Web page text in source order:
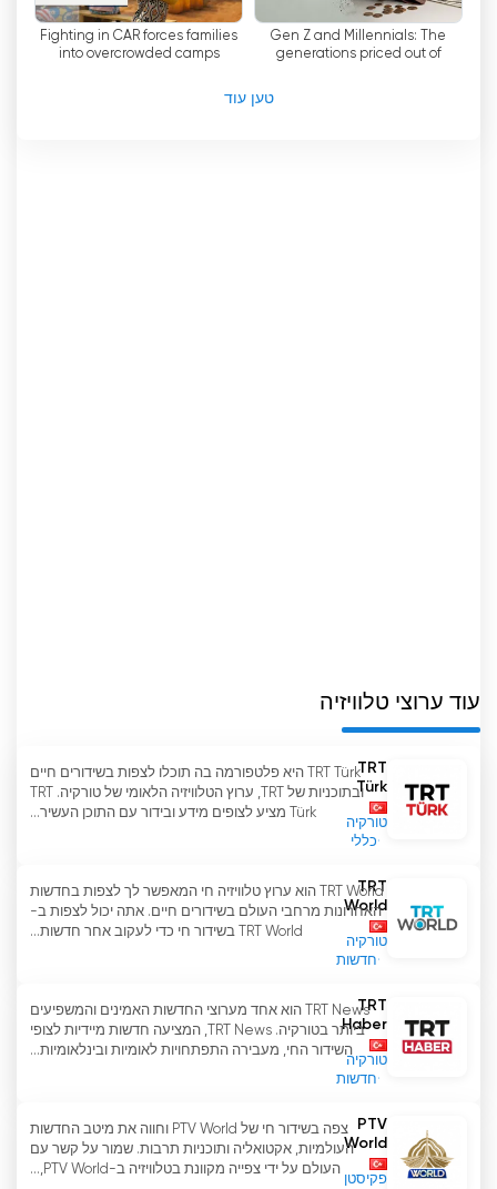
Gen Z and Millennials: The
generations priced out of
Fighting in CAR forces families
into overcrowded camps
טען עוד
עוד ערוצי טלוויזיה
TRT
Türk
טורקיה
כללי
TRT Türk היא פלטפורמה בה תוכלו לצפות בשידורים חיים
ובתוכניות של TRT, ערוץ הטלוויזיה הלאומי של טורקיה. TRT
Türk מציע לצופים מידע ובידור עם התוכן העשיר...
TRT
World
טורקיה
חדשות
TRT World הוא ערוץ טלוויזיה חי המאפשר לך לצפות בחדשות
האחרונות מרחבי העולם בשידורים חיים. אתה יכול לצפות ב-
TRT World בשידור חי כדי לעקוב אחר חדשות...
TRT
Haber
טורקיה
חדשות
TRT News הוא אחד מערוצי החדשות האמינים והמשפיעים
ביותר בטורקיה. TRT News, המציעה חדשות מיידיות לצופי
השידור החי, מעבירה התפתחויות לאומיות ובינלאומיות...
PTV
World
פקיסטן
צפה בשידור חי של PTV World וחווה את מיטב החדשות
העולמיות, אקטואליה ותוכניות תרבות. שמור על קשר עם
העולם על ידי צפייה מקוונת בטלוויזיה ב-PTV World,...